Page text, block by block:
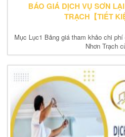
BÁO GIÁ DỊCH VỤ SƠN
TRẠCH【TIẾT
Mục Lục1 Bảng giá tham khảo chi
Nhơn Trạch